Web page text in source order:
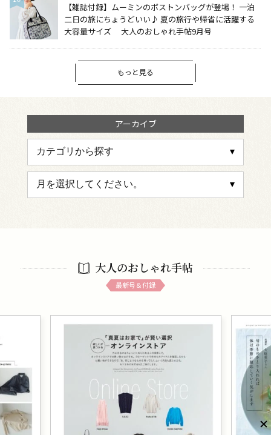
【雑誌付録】ムーミンのボストンバッグが登場！ 一泊
二日の旅にちょうどいい♪ 夏の旅行や帰省に活躍する
大容量サイズ 大人のおしゃれ手帖9月号
もっと見る
アーカイブ
大人のおしゃれ手帖
最新号＆付録